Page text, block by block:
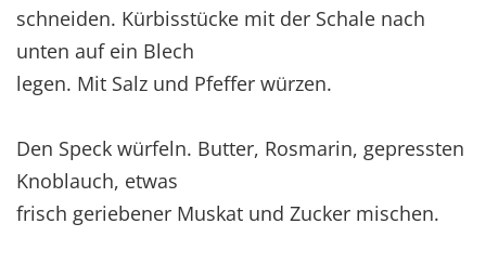
schneiden. Kürbisstücke mit der Schale nach
unten auf ein Blech
legen. Mit Salz und Pfeffer würzen.
Den Speck würfeln. Butter, Rosmarin, gepressten
Knoblauch, etwas
frisch geriebener Muskat und Zucker mischen.